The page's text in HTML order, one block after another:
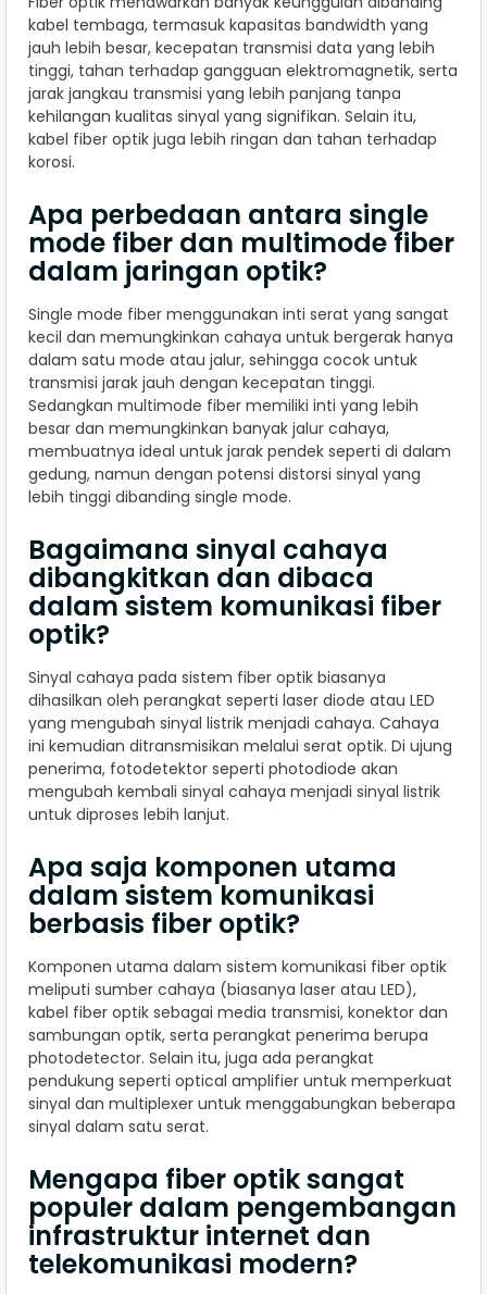
kabel tembaga, termasuk kapasitas bandwidth yang
jauh lebih besar, kecepatan transmisi data yang lebih
tinggi, tahan terhadap gangguan elektromagnetik, serta
jarak jangkau transmisi yang lebih panjang tanpa
kehilangan kualitas sinyal yang signifikan. Selain itu,
kabel fiber optik juga lebih ringan dan tahan terhadap
korosi.
Apa perbedaan antara single
mode fiber dan multimode fiber
dalam jaringan optik?
Single mode fiber menggunakan inti serat yang sangat
kecil dan memungkinkan cahaya untuk bergerak hanya
dalam satu mode atau jalur, sehingga cocok untuk
transmisi jarak jauh dengan kecepatan tinggi.
Sedangkan multimode fiber memiliki inti yang lebih
besar dan memungkinkan banyak jalur cahaya,
membuatnya ideal untuk jarak pendek seperti di dalam
gedung, namun dengan potensi distorsi sinyal yang
lebih tinggi dibanding single mode.
Bagaimana sinyal cahaya
dibangkitkan dan dibaca
dalam sistem komunikasi fiber
optik?
Sinyal cahaya pada sistem fiber optik biasanya
dihasilkan oleh perangkat seperti laser diode atau LED
yang mengubah sinyal listrik menjadi cahaya. Cahaya
ini kemudian ditransmisikan melalui serat optik. Di ujung
penerima, fotodetektor seperti photodiode akan
mengubah kembali sinyal cahaya menjadi sinyal listrik
untuk diproses lebih lanjut.
Apa saja komponen utama
dalam sistem komunikasi
berbasis fiber optik?
Komponen utama dalam sistem komunikasi fiber optik
meliputi sumber cahaya (biasanya laser atau LED),
kabel fiber optik sebagai media transmisi, konektor dan
sambungan optik, serta perangkat penerima berupa
photodetector. Selain itu, juga ada perangkat
pendukung seperti optical amplifier untuk memperkuat
sinyal dan multiplexer untuk menggabungkan beberapa
sinyal dalam satu serat.
Mengapa fiber optik sangat
populer dalam pengembangan
infrastruktur internet dan
telekomunikasi modern?